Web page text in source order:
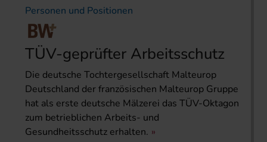
Personen und Positionen
TÜV-geprüfter Arbeitsschutz
Die deutsche Tochtergesellschaft Malteurop
Deutschland der französischen Malteurop Gruppe
hat als erste deutsche Mälzerei das TÜV-Oktagon
zum betrieblichen Arbeits- und
Gesundheitsschutz erhalten.